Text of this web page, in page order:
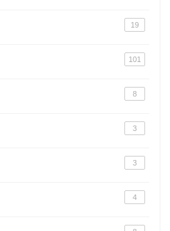
19
101
8
3
3
4